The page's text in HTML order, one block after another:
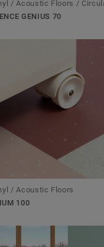
/ Acoustic Floors /
GENIUS 70
/ Acoustic Floors
100